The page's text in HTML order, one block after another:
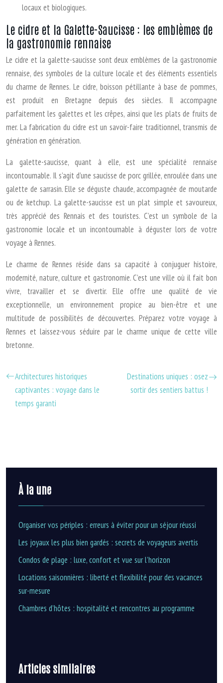
locaux et biologiques.
Le cidre et la Galette-Saucisse : les emblèmes de
la gastronomie rennaise
Le cidre et la galette-saucisse sont deux emblèmes de la gastronomie
rennaise, des symboles de la culture locale et des éléments essentiels
du charme de Rennes. Le cidre, boisson pétillante à base de pommes,
est produit en Bretagne depuis des siècles. Il accompagne
parfaitement les galettes et les crêpes, ainsi que les plats de fruits de
mer. La fabrication du cidre est un savoir-faire traditionnel, transmis de
génération en génération.
La galette-saucisse, quant à elle, est une spécialité rennaise
incontournable. Il s’agit d’une saucisse de porc grillée, enroulée dans une
galette de sarrasin. Elle se déguste chaude, accompagnée de moutarde
ou de ketchup. La galette-saucisse est un plat simple et savoureux,
très apprécié des Rennais et des touristes. C’est un symbole de la
gastronomie locale et un incontournable à déguster lors de votre
voyage à Rennes.
Le charme de Rennes réside dans sa capacité à conjuguer histoire,
modernité, nature, culture et gastronomie. C’est une ville où il fait bon
vivre, travailler et se divertir. Elle offre une qualité de vie
exceptionnelle, un environnement propice au bien-être et une
multitude de possibilités de découvertes. Préparez votre voyage à
Rennes et laissez-vous séduire par le charme unique de cette ville
bretonne.
Architectures historiques
captivantes : voyage dans le
temps garanti
Destinations uniques : osez
sortir des sentiers battus !
À la une
Organiser vos périples : erreurs à éviter pour un séjour réussi
Les joyaux les plus bien gardés : secrets de voyageurs avertis
Condos de plage : luxe, confort et vue sur l’horizon
Locations saisonnières : liberté et flexibilité pour des vacances
sur-mesure
Chambres d’hôtes : hospitalité et rencontres au programme
Articles similaires